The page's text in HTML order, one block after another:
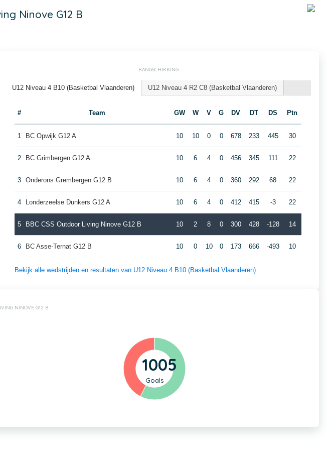
Ninove G12 B
RANGSCHIKKING
U12 Niveau 4 B10 (Basketbal Vlaanderen) U12 Niveau 4 R2 C8 (Basketbal Vlaanderen)
# Team GW W V G DV DT DS Ptn
1 BC Opwijk G12 A 10 10 0 0 678 233 445 30
2 BC Grimbergen G12 A 10 6 4 0 456 345 111 22
3 Onderons Grembergen G12 B 10 6 4 0 360 292 68 22
4 Londerzeelse Dunkers G12 A 10 6 4 0 412 415 -3 22
5 BBC CSS Outdoor Living Ninove G12 B 10 2 8 0 300 428 -128 14
6 BC Asse-Ternat G12 B 10 0 10 0 173 666 -493 10
Bekijk alle wedstrijden en resultaten van U12 Niveau 4 B10 (Basketbal Vlaanderen)
NINOVE G12 B
1005
Goals